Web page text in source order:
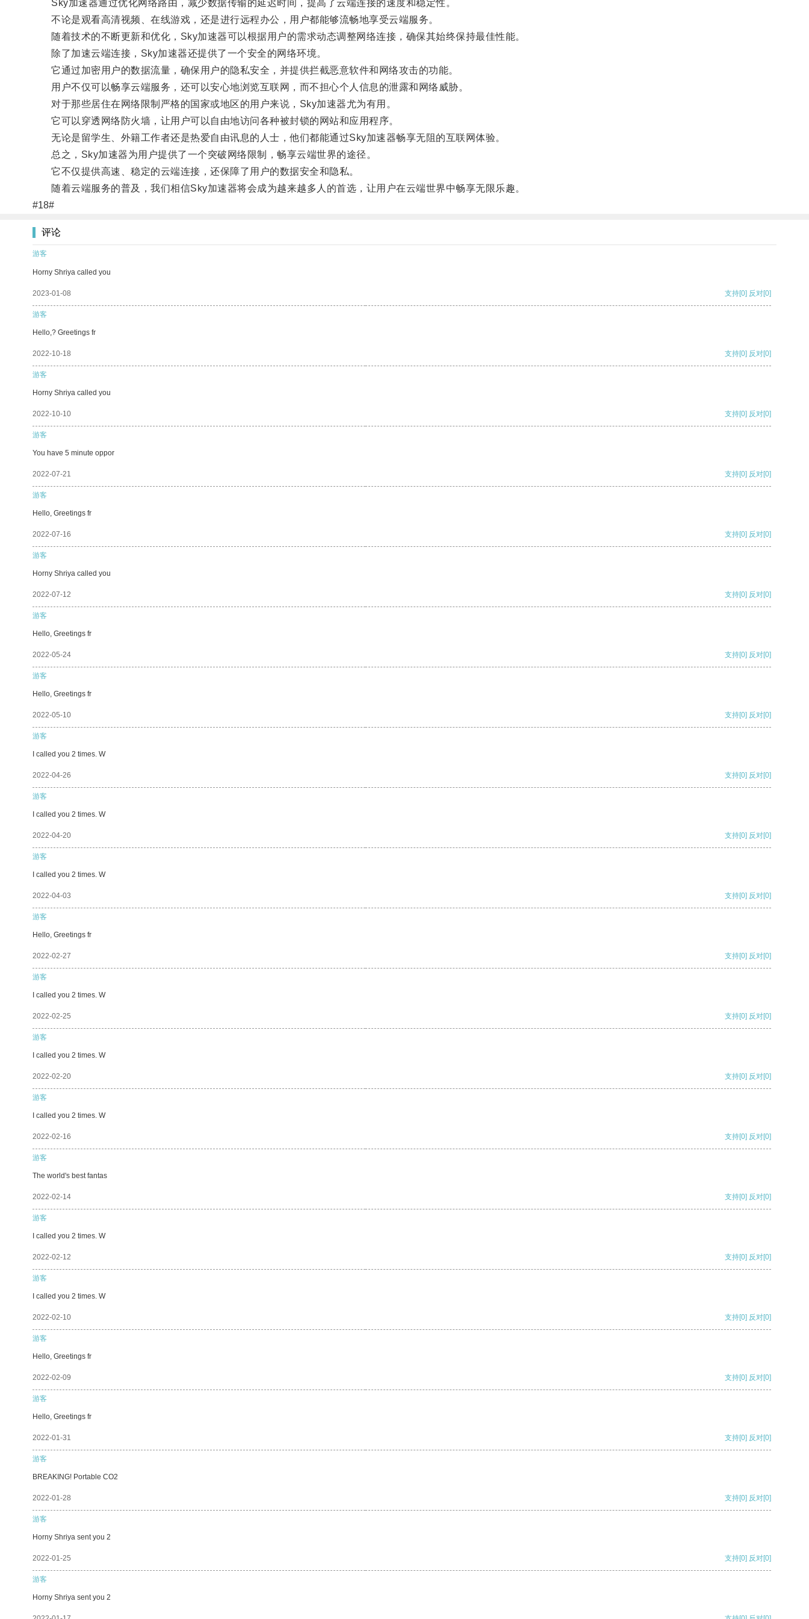
Sky加速器通过优化网络路由，减少数据传输的延迟时间，提高了云端连接的速度和稳定性。
不论是观看高清视频、在线游戏，还是进行远程办公，用户都能够流畅地享受云端服务。
随着技术的不断更新和优化，Sky加速器可以根据用户的需求动态调整网络连接，确保其始终保持最佳性能。
除了加速云端连接，Sky加速器还提供了一个安全的网络环境。
它通过加密用户的数据流量，确保用户的隐私安全，并提供拦截恶意软件和网络攻击的功能。
用户不仅可以畅享云端服务，还可以安心地浏览互联网，而不担心个人信息的泄露和网络威胁。
对于那些居住在网络限制严格的国家或地区的用户来说，Sky加速器尤为有用。
它可以穿透网络防火墙，让用户可以自由地访问各种被封锁的网站和应用程序。
无论是留学生、外籍工作者还是热爱自由讯息的人士，他们都能通过Sky加速器畅享无阻的互联网体验。
总之，Sky加速器为用户提供了一个突破网络限制，畅享云端世界的途径。
它不仅提供高速、稳定的云端连接，还保障了用户的数据安全和隐私。
随着云端服务的普及，我们相信Sky加速器将会成为越来越多人的首选，让用户在云端世界中畅享无限乐趣。
#18#
评论
游客
Horny Shriya called you
2023-01-08 支持[0] 反对[0]
游客
Hello,? Greetings fr
2022-10-18 支持[0] 反对[0]
游客
Horny Shriya called you
2022-10-10 支持[0] 反对[0]
游客
You have 5 minute oppor
2022-07-21 支持[0] 反对[0]
游客
Hello, Greetings fr
2022-07-16 支持[0] 反对[0]
游客
Horny Shriya called you
2022-07-12 支持[0] 反对[0]
游客
Hello, Greetings fr
2022-05-24 支持[0] 反对[0]
游客
Hello, Greetings fr
2022-05-10 支持[0] 反对[0]
游客
I called you 2 times. W
2022-04-26 支持[0] 反对[0]
游客
I called you 2 times. W
2022-04-20 支持[0] 反对[0]
游客
I called you 2 times. W
2022-04-03 支持[0] 反对[0]
游客
Hello, Greetings fr
2022-02-27 支持[0] 反对[0]
游客
I called you 2 times. W
2022-02-25 支持[0] 反对[0]
游客
I called you 2 times. W
2022-02-20 支持[0] 反对[0]
游客
I called you 2 times. W
2022-02-16 支持[0] 反对[0]
游客
The world's best fantas
2022-02-14 支持[0] 反对[0]
游客
I called you 2 times. W
2022-02-12 支持[0] 反对[0]
游客
I called you 2 times. W
2022-02-10 支持[0] 反对[0]
游客
Hello, Greetings fr
2022-02-09 支持[0] 反对[0]
游客
Hello, Greetings fr
2022-01-31 支持[0] 反对[0]
游客
BREAKING! Portable CO2
2022-01-28 支持[0] 反对[0]
游客
Horny Shriya sent you 2
2022-01-25 支持[0] 反对[0]
游客
Horny Shriya sent you 2